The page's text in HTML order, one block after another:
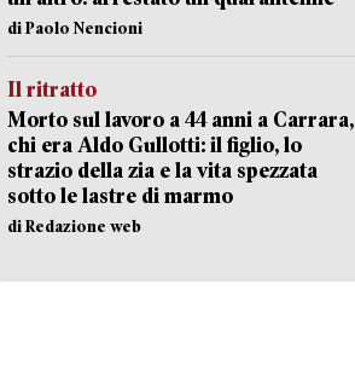
di Paolo Nencioni
Il ritratto
Morto sul lavoro a 44 anni a Carrara,
chi era Aldo Gullotti: il figlio, lo
strazio della zia e la vita spezzata
sotto le lastre di marmo
di Redazione web